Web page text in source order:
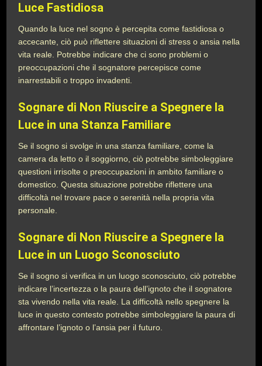
Luce Fastidiosa
Quando la luce nel sogno è percepita come fastidiosa o
accecante, ciò può riflettere situazioni di stress o ansia nella
vita reale. Potrebbe indicare che ci sono problemi o
preoccupazioni che il sognatore percepisce come
inarrestabili o troppo invadenti.
Sognare di Non Riuscire a Spegnere la
Luce in una Stanza Familiare
Se il sogno si svolge in una stanza familiare, come la
camera da letto o il soggiorno, ciò potrebbe simboleggiare
questioni irrisolte o preoccupazioni in ambito familiare o
domestico. Questa situazione potrebbe riflettere una
difficoltà nel trovare pace o serenità nella propria vita
personale.
Sognare di Non Riuscire a Spegnere la
Luce in un Luogo Sconosciuto
Se il sogno si verifica in un luogo sconosciuto, ciò potrebbe
indicare l’incertezza o la paura dell’ignoto che il sognatore
sta vivendo nella vita reale. La difficoltà nello spegnere la
luce in questo contesto potrebbe simboleggiare la paura di
affrontare l’ignoto o l’ansia per il futuro.